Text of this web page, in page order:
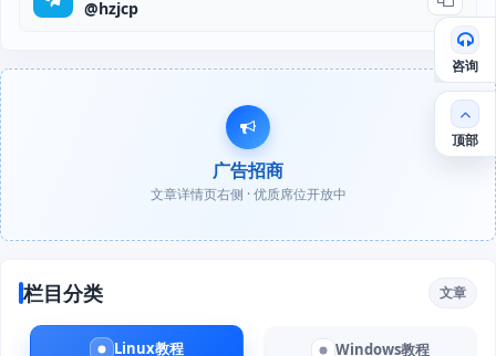
@hzjcp
广告招商
文章详情页右侧 · 优质席位开放中
栏目分类 文章
Linux教程 Windows教程
咨询
顶部